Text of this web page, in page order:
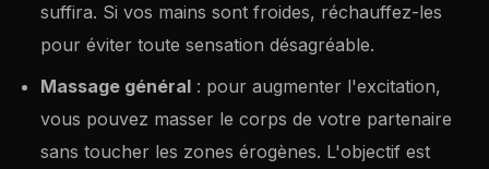
suffira. Si vos mains sont froides, réchauffez-les
pour éviter toute sensation désagréable.
Massage général : pour augmenter l'excitation,
vous pouvez masser le corps de votre partenaire
sans toucher les zones érogènes. L'objectif est